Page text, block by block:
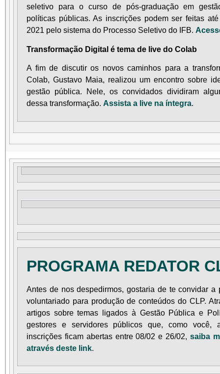
seletivo para o curso de pós-graduação em
políticas públicas. As inscrições podem ser feitas
2021 pelo sistema do Processo Seletivo do IFB.
Transformação Digital é tema de live do Colab
A fim de discutir os novos caminhos para a
Colab, Gustavo Maia, realizou um encontro sobre
gestão pública. Nele, os convidados dividiram
dessa transformação. Assista a live na íntegra.
PROGRAMA REDATOR
Antes de nos despedirmos, gostaria de te convidar a
voluntariado para produção de conteúdos do CLP.
artigos sobre temas ligados à Gestão Pública e
gestores e servidores públicos que, como você,
inscrições ficam abertas entre 08/02 e 26/02, saiba
através deste link.